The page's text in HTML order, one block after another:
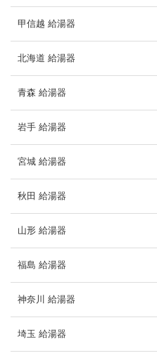
甲信越 給湯器
北海道 給湯器
青森 給湯器
岩手 給湯器
宮城 給湯器
秋田 給湯器
山形 給湯器
福島 給湯器
神奈川 給湯器
埼玉 給湯器